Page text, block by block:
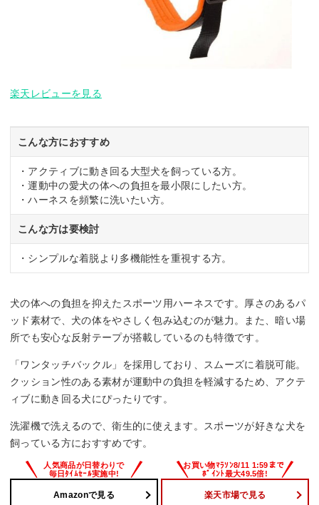
楽天レビューを見る
こんな方におすすめ
・アクティブに動き回る大型犬を飼っている方。
・運動中の愛犬の体への負担を最小限にしたい方。
・ハーネスを頻繁に洗いたい方。
こんな方は要検討
・シンプルな着脱より多機能性を重視する方。
犬の体への負担を抑えたスポーツ用ハーネスです。厚さのあるパ
ッド素材で、犬の体をやさしく包み込むのが魅力。また、暗い場
所でも安心な反射テープが搭載しているのも特徴です。
「ワンタッチバックル」を採用しており、スムーズに着脱可能。
クッション性のある素材が運動中の負担を軽減するため、アクテ
ィブに動き回る犬にぴったりです。
洗濯機で洗えるので、衛生的に使えます。スポーツが好きな犬を
飼っている方におすすめです。
Amazonで見る 楽天市場で見る